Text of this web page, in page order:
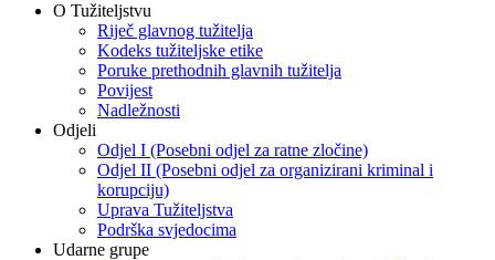
O Tužiteljstvu
Riječ glavnog tužitelja
Kodeks tužiteljske etike
Poruke prethodnih glavnih tužitelja
Povijest
Nadležnosti
Odjeli
Odjel I (Posebni odjel za ratne zločine)
Odjel II (Posebni odjel za organizirani kriminal i
korupciju)
Uprava Tužiteljstva
Podrška svjedocima
Udarne grupe